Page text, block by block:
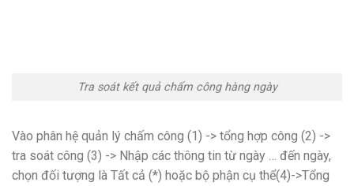
Tra soát kết quả chấm công hàng ngày
Vào phân hệ quản lý chấm công (1) -> tổng hợp công (2) ->
tra soát công (3) -> Nhập các thông tin từ ngày … đến ngày,
chọn đối tượng là Tất cả (*) hoặc bộ phận cụ thể(4)->Tổng